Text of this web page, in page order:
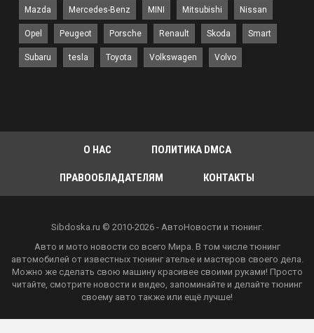
Mazda Mercedes-Benz MINI Mitsubishi Nissan
Opel Peugeot Porsche Renault Skoda Smart
Subaru tesla Toyota Volkswagen Volvo
О НАС ПОЛИТИКА DMCA
ПРАВООБЛАДАТЕЛЯМ КОНТАКТЫ
Sibdoska.ru © 2010-2026 - АвтоНовости и тюнинг.
Авто и мото новости со всего Мира. В том числе тюнинг
автомобилей от известных тюнинг ателье и мастеров своего дела.
Можно же сделать свою машину красивее своими руками! Просто
читайте, смотрите новости и видео, запоминайте и делайте тюнинг
своему авто также или ещё лучше!